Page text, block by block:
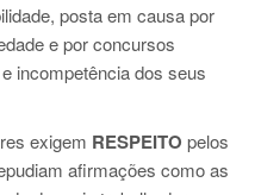
posta em causa por
e por concursos
incompetência dos seus
exigem RESPEITO pelos
afirmações como as